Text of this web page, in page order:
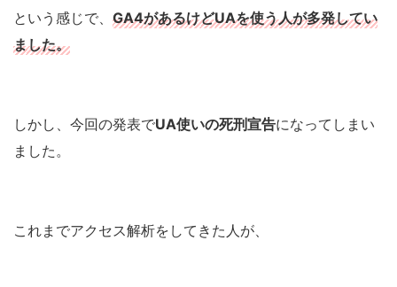
という感じで、 GA4があるけどUAを使う人が多発してい
ました。
しかし、今回の発表でUA使いの死刑宣告になってしまい
ました。
これまでアクセス解析をしてきた人が、